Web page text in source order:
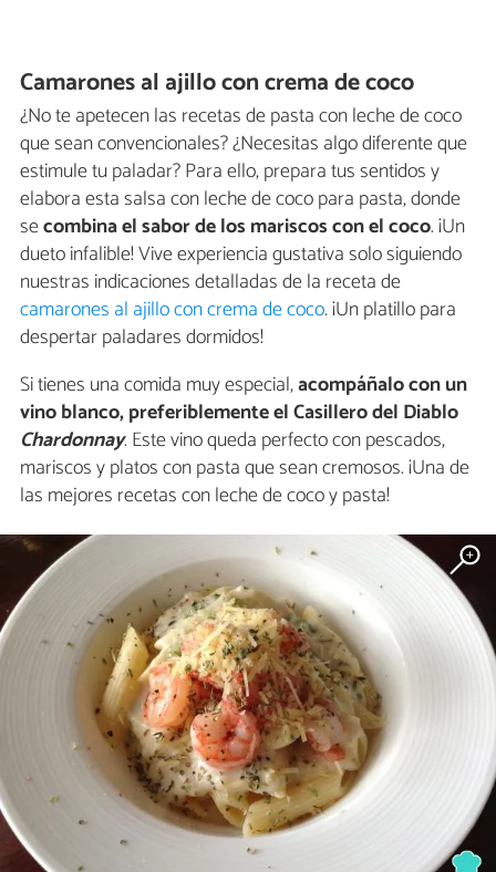
Camarones al ajillo con crema de coco
¿No te apetecen las recetas de pasta con leche de coco
que sean convencionales? ¿Necesitas algo diferente que
estimule tu paladar? Para ello, prepara tus sentidos y
elabora esta salsa con leche de coco para pasta, donde
secombina el sabor de los mariscos con el coco. ¡Un
dueto infalible! Vive experiencia gustativa solo siguiendo
nuestras indicaciones detalladas de la receta de
camarones al ajillo con crema de coco. ¡Un platillo para
despertar paladares dormidos!
Si tienes una comida muy especial,acompáñalo con un
vino blanco, preferiblemente el Casillero del Diablo
Chardonnay. Este vino queda perfecto con pescados,
mariscos y platos con pasta que sean cremosos. ¡Una de
las mejores recetas con leche de coco y pasta!